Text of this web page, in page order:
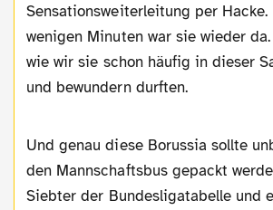
Sensationsweiterleitung per
wenigen Minuten war sie wieder
wie wir sie schon häufig in dieser
und bewundern durften.
Und genau diese Borussia sollte unbedingt mit in
den Mannschaftsbus gepackt
Siebter der Bundesligatabelle und